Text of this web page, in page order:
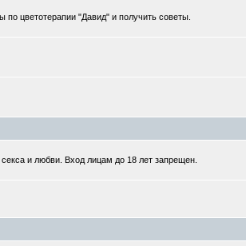
цветотерапии "Давид" и получить советы.
и любви. Вход лицам до 18 лет запрещен.